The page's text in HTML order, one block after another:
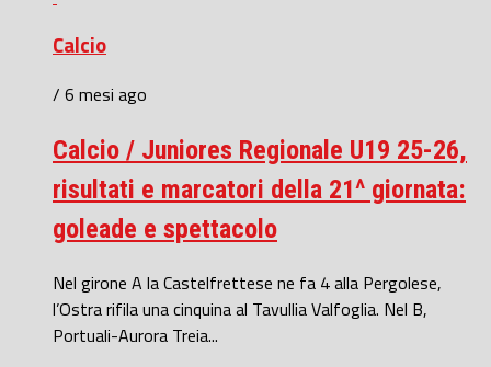
Calcio
/ 6 mesi ago
Calcio / Juniores Regionale U19 25-26,
risultati e marcatori della 21^ giornata:
goleade e spettacolo
Nel girone A la Castelfrettese ne fa 4 alla Pergolese,
l’Ostra rifila una cinquina al Tavullia Valfoglia. Nel B,
Portuali-Aurora Treia...